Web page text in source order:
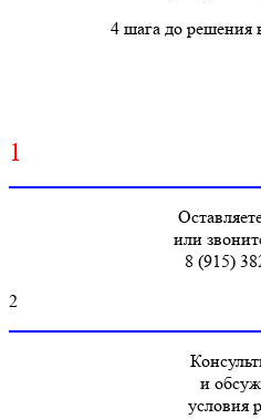
4 шага до
1
или
8 (915)
2
и
условия